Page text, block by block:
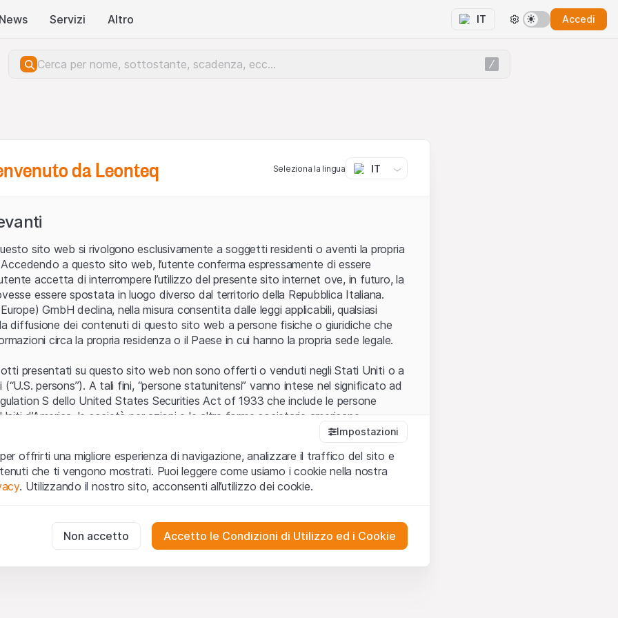
News Servizi Altro IT Accedi
da Leonteq Seleziona la lingua IT
sito web si rivolgono esclusivamente a soggetti residenti o aventi la propria
a questo sito web, l’utente conferma espressamente di essere
accetta di interrompere l’utilizzo del presente sito internet ove, in futuro, la
essere spostata in luogo diverso dal territorio della Repubblica Italiana.
GmbH declina, nella misura consentita dalle leggi applicabili, qualsiasi
diffusione dei contenuti di questo sito web a persone fisiche o giuridiche che
circa la propria residenza o il Paese in cui hanno la propria sede legale.
presentati su questo sito web non sono offerti o venduti negli Stati Uniti o a
persons”). A tali fini, “persone statunitensi” vanno intese nel significato ad
S dello United States Securities Act of 1933 che include le persone
d’America, le società per azioni e le altre forme societarie americane.
web (di seguito, il “Sito”) si dichiara di aver compreso e di accettare le
avvertenze importanti e le condizioni di utilizzo ivi rese disponibili. Nel caso in
utilizzonon siano accettate, l’utente è tenuto ad interrompere l’utilizzo del
o invito ad acquistare
i dati, i servizi, gli strumenti, i documenti (i “Contenuti del Sito”) contenuti o
web hanno esclusivamente finalità informative e non rappresentano né
Impostazioni
offrirti una migliore esperienza di navigazione, analizzare il traffico del sito e
che ti vengono mostrati. Puoi leggere come usiamo i cookie nella nostra
. Utilizzando il nostro sito, acconsenti all’utilizzo dei cookie.
per il funzionamento del sito web e non possono essere disattivati.
Non accetto Accetto le Condizioni di Utilizzo ed i Cookie